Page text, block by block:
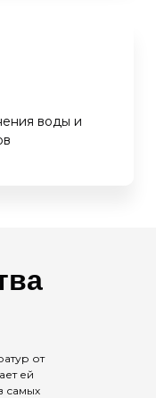
воды и
от
ей
самых